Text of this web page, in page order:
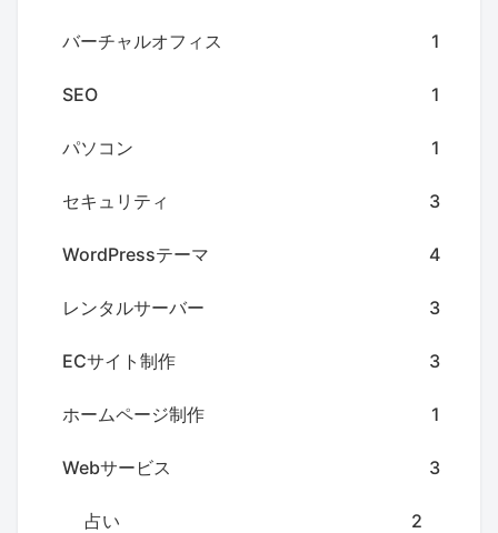
バーチャルオフィス 1
SEO 1
パソコン 1
セキュリティ 3
WordPressテーマ 4
レンタルサーバー 3
ECサイト制作 3
ホームページ制作 1
Webサービス 3
占い 2